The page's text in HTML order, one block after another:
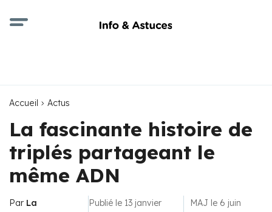
Accueil Actus
La fascinante histoire de
triplés partageant le
même ADN
Par La
Publié le 13 janvier
MAJ le 6 juin